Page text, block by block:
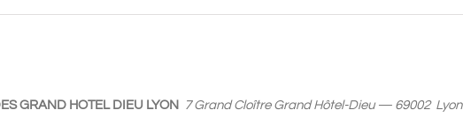
GRAND HOTEL DIEU LYON 7 Grand Cloître Grand Hôtel-Dieu — 69002 Lyon